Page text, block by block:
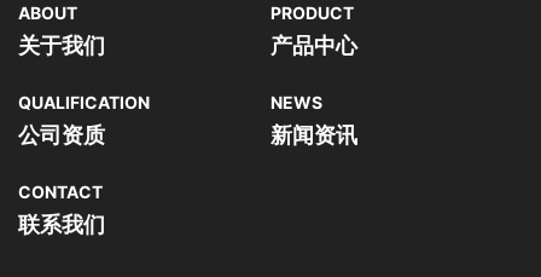
ABOUT
关于我们
PRODUCT
产品中心
QUALIFICATION
公司资质
NEWS
新闻资讯
CONTACT
联系我们